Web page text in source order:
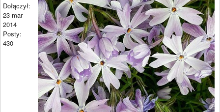
Dołączył:
23 mar
2014
Posty:
430